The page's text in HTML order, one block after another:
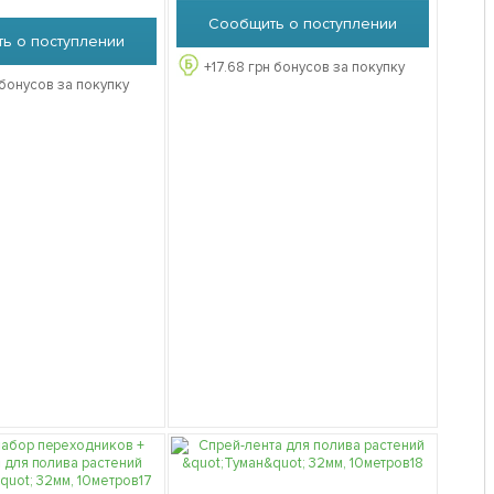
о поступлении
за покупку
Сообщить о поступлении
+17.68 грн бонусов за покупку